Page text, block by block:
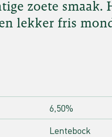
zoete smaak.
lekker fris
6,50%
Lentebock